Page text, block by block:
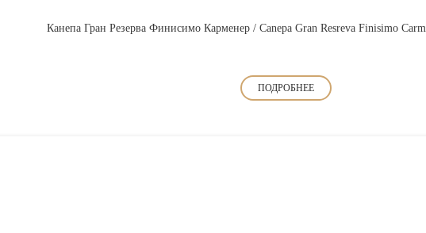
Канепа Гран Резерва Финисимо Карменер / Canepa Gran Resreva Finisimo
ПОДРОБНЕЕ